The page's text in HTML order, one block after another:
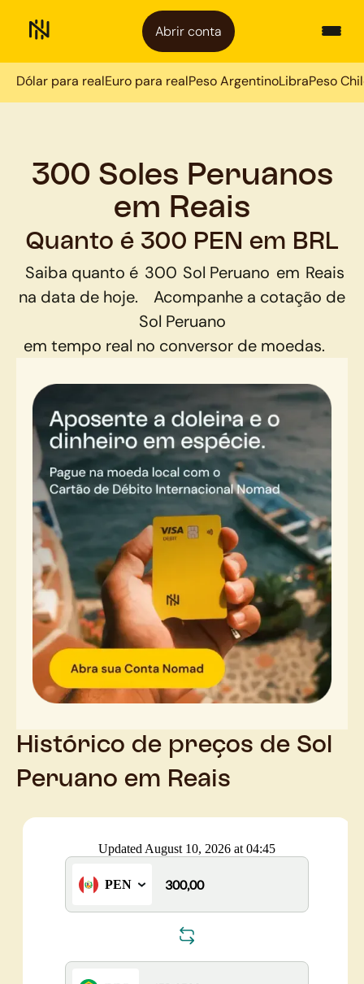
Abrir conta
Dólar para realEuro para realPeso ArgentinoLibraPeso
300 Soles Peruanos
em Reais
Quanto é 300 PEN em BRL
Saiba quanto é 300 Sol Peruano em Reais
na data de hoje.
Acompanhe a cotação de
Sol Peruano
em tempo real no conversor de moedas.
Histórico de preços de Sol
Peruano em Reais